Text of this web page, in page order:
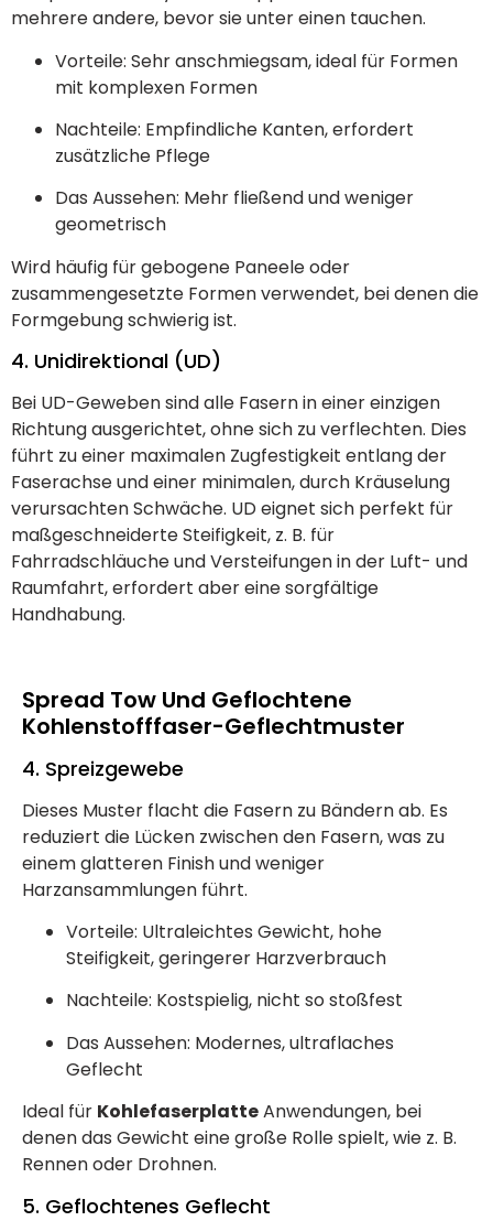
mehrere andere, bevor sie unter einen tauchen.
Vorteile: Sehr anschmiegsam, ideal für Formen
mit komplexen Formen
Nachteile: Empfindliche Kanten, erfordert
zusätzliche Pflege
Das Aussehen: Mehr fließend und weniger
geometrisch
Wird häufig für gebogene Paneele oder
zusammengesetzte Formen verwendet, bei denen die
Formgebung schwierig ist.
4. Unidirektional (UD)
Bei UD-Geweben sind alle Fasern in einer einzigen
Richtung ausgerichtet, ohne sich zu verflechten. Dies
führt zu einer maximalen Zugfestigkeit entlang der
Faserachse und einer minimalen, durch Kräuselung
verursachten Schwäche. UD eignet sich perfekt für
maßgeschneiderte Steifigkeit, z. B. für
Fahrradschläuche und Versteifungen in der Luft- und
Raumfahrt, erfordert aber eine sorgfältige
Handhabung.
Spread Tow Und Geflochtene
Kohlenstofffaser-Geflechtmuster
4. Spreizgewebe
Dieses Muster flacht die Fasern zu Bändern ab. Es
reduziert die Lücken zwischen den Fasern, was zu
einem glatteren Finish und weniger
Harzansammlungen führt.
Vorteile: Ultraleichtes Gewicht, hohe
Steifigkeit, geringerer Harzverbrauch
Nachteile: Kostspielig, nicht so stoßfest
Das Aussehen: Modernes, ultraflaches
Geflecht
Ideal für KohlefaserplatteAnwendungen, bei
denen das Gewicht eine große Rolle spielt, wie z. B.
Rennen oder Drohnen.
5. Geflochtenes Geflecht